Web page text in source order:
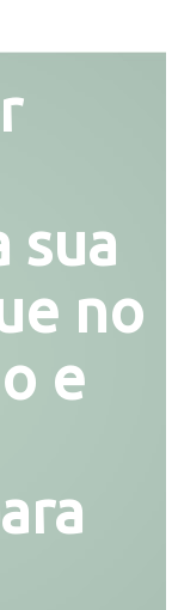
sua
no
e